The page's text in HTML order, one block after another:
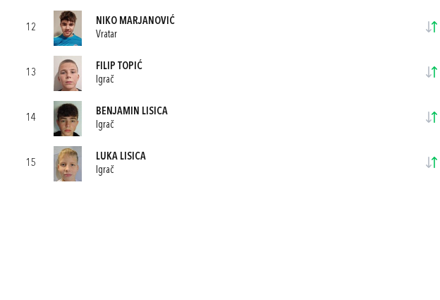
12
NIKO MARJANOVIĆ
Vratar
13
FILIP TOPIĆ
Igrač
14
BENJAMIN LISICA
Igrač
15
LUKA LISICA
Igrač